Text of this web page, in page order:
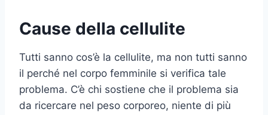
Cause della cellulite
Tutti sanno cos’è la cellulite, ma non tutti sanno
il perché nel corpo femminile si verifica tale
problema. C’è chi sostiene che il problema sia
da ricercare nel peso corporeo, niente di più